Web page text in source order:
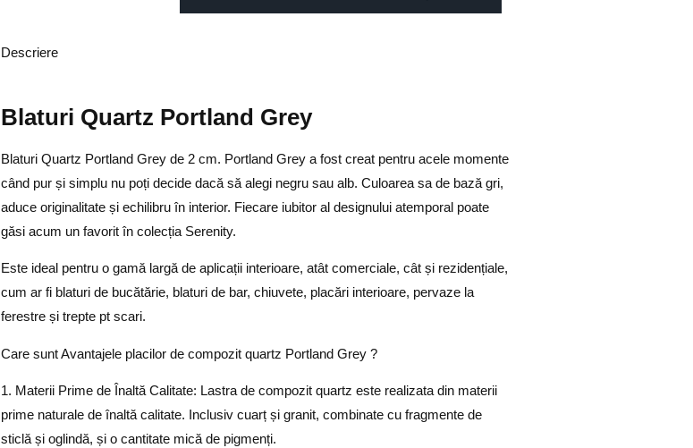
Descriere
Blaturi Quartz Portland Grey
Blaturi Quartz Portland Grey de 2 cm. Portland Grey a fost creat pentru acele momente
când pur și simplu nu poți decide dacă să alegi negru sau alb. Culoarea sa de bază gri,
aduce originalitate și echilibru în interior. Fiecare iubitor al designului atemporal poate
găsi acum un favorit în colecția Serenity.
Este ideal pentru o gamă largă de aplicații interioare, atât comerciale, cât și rezidențiale,
cum ar fi blaturi de bucătărie, blaturi de bar, chiuvete, placări interioare, pervaze la
ferestre și trepte pt scari.
Care sunt Avantajele placilor de compozit quartz Portland Grey ?
1. Materii Prime de Înaltă Calitate: Lastra de compozit quartz este realizata din materii
prime naturale de înaltă calitate. Inclusiv cuarț și granit, combinate cu fragmente de
sticlă și oglindă, și o cantitate mică de pigmenți.